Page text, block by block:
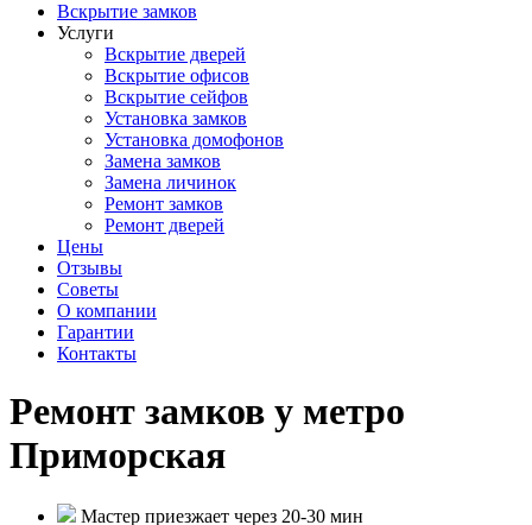
Вскрытие замков
Услуги
Вскрытие дверей
Вскрытие офисов
Вскрытие сейфов
Установка замков
Установка домофонов
Замена замков
Замена личинок
Ремонт замков
Ремонт дверей
Цены
Отзывы
Советы
О компании
Гарантии
Контакты
Ремонт замков у метро
Приморская
Мастер приезжает через 20-30 мин